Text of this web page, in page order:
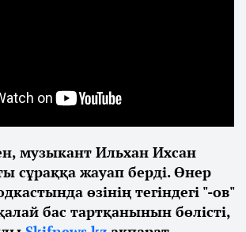
музыкант Ильхан Ихсан
сұраққа жауап берді. Өнер
өзінің тегіндегі "-ов"
бас тартқанынын бөлісті,